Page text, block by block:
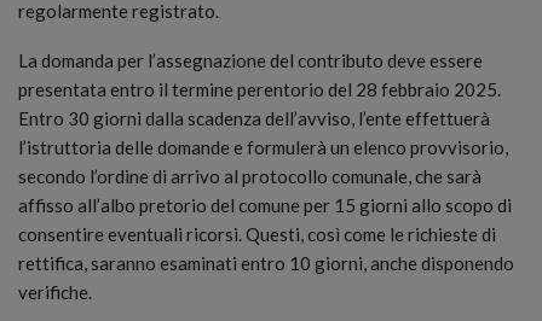
regolarmente registrato.
La domanda per l’assegnazione del contributo deve essere
presentata entro il termine perentorio del 28 febbraio 2025.
Entro 30 giorni dalla scadenza dell’avviso, l’ente effettuerà
l’istruttoria delle domande e formulerà un elenco provvisorio,
secondo l’ordine di arrivo al protocollo comunale, che sarà
affisso all’albo pretorio del comune per 15 giorni allo scopo di
consentire eventuali ricorsi. Questi, così come le richieste di
rettifica, saranno esaminati entro 10 giorni, anche disponendo
verifiche.